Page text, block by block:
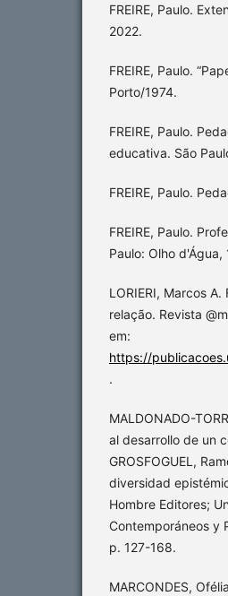
FREIRE, Paulo.
2022.
FREIRE, Paulo.
Porto/1974.
FREIRE, Paulo.
educativa. São
FREIRE, Paulo.
FREIRE, Paulo.
Paulo: Olho d'Água,
LORIERI, Marcos
relação. Revista
em:
https://
.
MALDONADO-
al desarrollo de un
GROSFOGUEL,
diversidad
Hombre Editores;
Contemporáneos y
p. 127-168.
MARCONDES,